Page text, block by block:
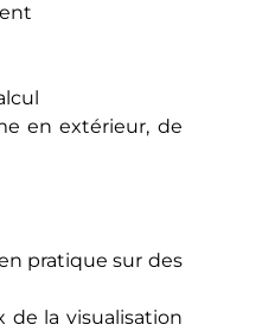
en extérieur, de
pratique sur des
de la visualisation